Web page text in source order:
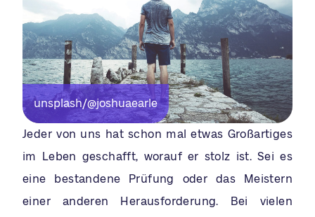
unsplash/@joshuaearle
Jeder von uns hat schon mal etwas Großartiges
im Leben geschafft, worauf er stolz ist. Sei es
eine bestandene Prüfung oder das Meistern
einer anderen Herausforderung. Bei vielen